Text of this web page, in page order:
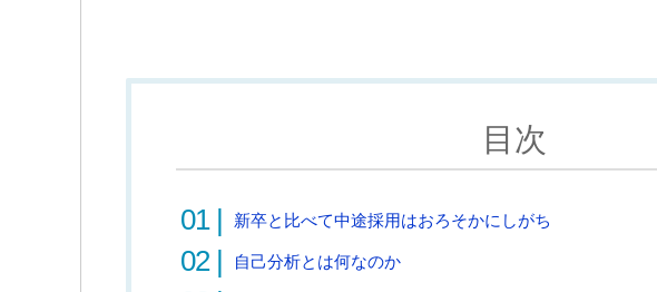
目次
新卒と比べて中途採用はおろそかにしがち
自己分析とは何なのか